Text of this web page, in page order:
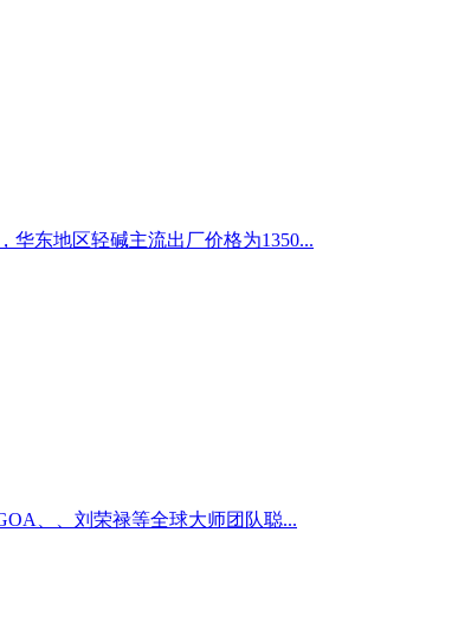
华东地区轻碱主流出厂价格为1350...
、、刘荣禄等全球大师团队聪...